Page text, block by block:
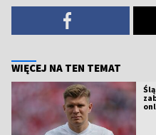
WIĘCEJ NA TEN TEMAT